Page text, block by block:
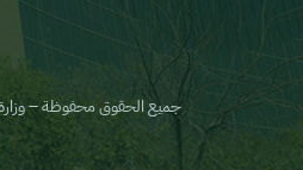
جميع الحقوق محفوظة – وزارة